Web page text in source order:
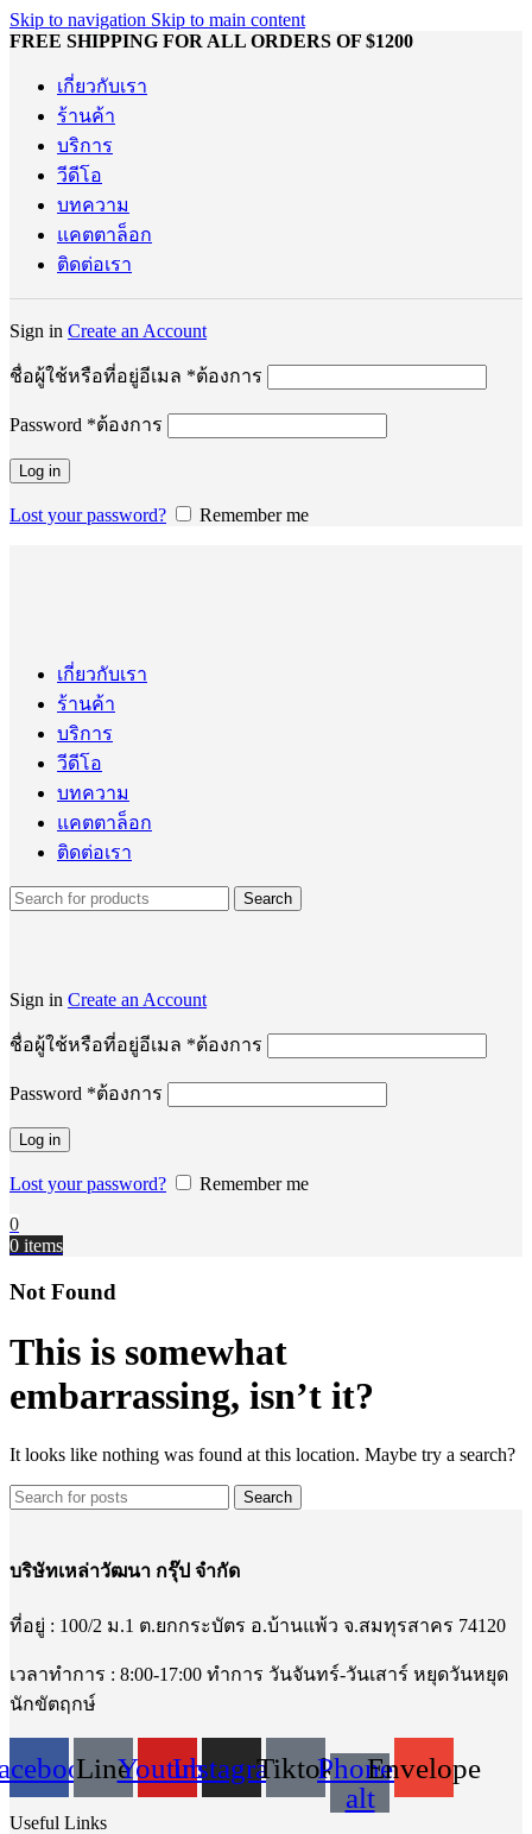
Skip to navigation Skip to main content
FREE SHIPPING FOR ALL ORDERS OF $1200
เกี่ยวกับเรา
ร้านค้า
บริการ
วีดีโอ
บทความ
แคตตาล็อก
ติดต่อเรา
Sign in Create an Account
ชื่อผู้ใช้หรือที่อยู่อีเมล *ต้องการ
Password *ต้องการ
Log in
Lost your password? Remember me
เกี่ยวกับเรา
ร้านค้า
บริการ
วีดีโอ
บทความ
แคตตาล็อก
ติดต่อเรา
Search
Sign in Create an Account
ชื่อผู้ใช้หรือที่อยู่อีเมล *ต้องการ
Password *ต้องการ
Log in
Lost your password?
Remember me
0
0 items
Not Found
This is somewhat
embarrassing, isn’t it?
It looks like nothing was found at this location. Maybe try a search?
Search
บริษัทเหล่าวัฒนา กรุ๊ป จำกัด
ที่อยู่ : 100/2 ม.1 ต.ยกกระบัตร อ.บ้านแพ้ว จ.สมทุรสาคร 74120
เวลาทำการ : 8:00-17:00 ทำการ วันจันทร์-วันเสาร์ หยุดวันหยุด
นักขัตฤกษ์
LineYoutubeInstagramTiktokPhone-
alt
Envelope
Useful Links